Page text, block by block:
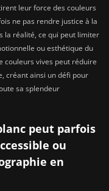
leur force des couleurs
ne pas rendre justice à la
la réalité, ce qui peut limiter
ou esthétique du
couleurs vives peut réduire
créant ainsi un défi pour
sa splendeur
peut parfois
ou
en